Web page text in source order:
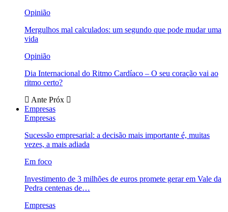
Opinião
Mergulhos mal calculados: um segundo que pode mudar uma
vida
Opinião
Dia Internacional do Ritmo Cardíaco – O seu coração vai ao
ritmo certo?
Ante Próx
Empresas
Empresas
Sucessão empresarial: a decisão mais importante é, muitas
vezes, a mais adiada
Em foco
Investimento de 3 milhões de euros promete gerar em Vale da
Pedra centenas de…
Empresas